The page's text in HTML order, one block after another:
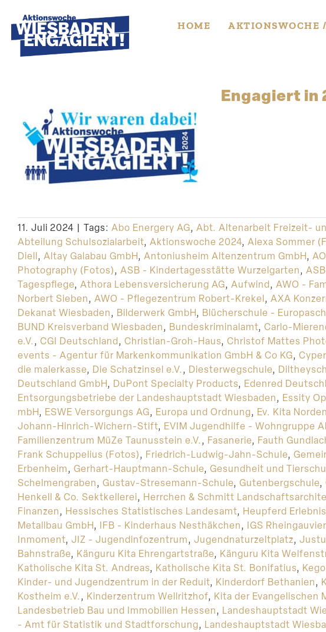
to
content
HOME AKTIONS­WOCHE
Engagiert in
11. Juli 2024 | Tags: Abo Energery AG, Abt. Altenarbeit Freizeit-
Abteilung Schulsozialarbeit, Aktionswoche 2024, Alexa Sommer
Diell, Altay Galabau GmbH, Antoniusheim Altenzentrum GmbH,
Photography (Fotos), ASB - Kindertagesstätte Wurzelgarten,
Tagespflege, Athora Lebensversicherung AG, Aufwind, AWO -
Norbert Sieben, AWO - Pflegezentrum Robert-Krekel, AXA
Dekanat Wiesbaden, Bilderwerk GmbH, Blücherschule -
BUND Kreisverband Wiesbaden, Bundeskriminalamt, Carlo-
e.V., CGI Deutschland, Christian-Groh-Haus, Christof Mattes
events - Agentur für Markenkommunikation GmbH & Co KG,
die malerkasse, Die Schatzinsel e.V., Diesterwegschule,
Deutschland GmbH, DuPont Specialty Products, Edenred
Entsorgungsbetriebe der Landeshauptstadt Wiesbaden, Essity
mbH, ESWE Versorgungs AG, Europa und Ordnung, Ev. Kita
Johann-Hinrich-Wichern-Stift, EVIM Jugendhilfe - Wohngruppe
Familienzentrum MüZe Taunusstein e.V., Fasanerie, Fauth
Frank Schuppelius (Fotos), Friedrich-Ludwig-Jahn-Schule,
Erbenheim, Gerhart-Hauptmann-Schule, Gesundheit und
Schelmengraben, Gustav-Stresemann-Schule, Gutenbergschule,
Henkell & Co. Sektkellerei, Herrchen & Schmitt
Finanzen, Hessisches Statistisches Landesamt, Heupferd
Metallbau GmbH, IFB - Kinderhaus Nesthäkchen, IGS
Inmoment, JIZ - Jugendinfozentrum, Jugendnaturzeltplatz,
Bahnstraße, Känguru Kita Ehrengartstraße, Känguru Kita
Katholische Kita St. Andreas, Katholische Kita St. Bonifatius,
Kinder- und Jugendzentrum in der Reduit, Kinderdorf Bethanien,
Kostheim e.V., Kinderzentrum Wellritzhof, Kita der Evangelischen
Landesbetrieb Bau und Immobilien Hessen, Landeshauptstadt
- Amt für Statistik und Stadtforschung, Landeshauptstadt